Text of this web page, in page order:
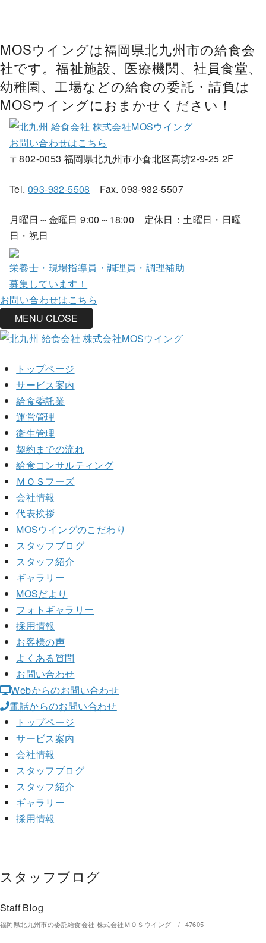
MOSウイングは福岡県北九州市の給食会
社です。福祉施設、医療機関、社員食堂、
幼稚園、工場などの給食の委託・請負は
MOSウイングにおまかせください！
お問い合わせはこちら
〒802-0053 福岡県北九州市小倉北区高坊2-9-25 2F
Tel. 093-932-5508 Fax. 093-932-5507
月曜日～金曜日 9:00～18:00 定休日：土曜日・日曜
日・祝日
栄養士・現場指導員・調理員・調理補助
募集しています！
お問い合わせはこちら
MENU CLOSE
トップページ
サービス案内
給食委託業
運営管理
衛生管理
契約までの流れ
給食コンサルティング
ＭＯＳフーズ
会社情報
代表挨拶
MOSウイングのこだわり
スタッフブログ
スタッフ紹介
ギャラリー
MOSだより
フォトギャラリー
採用情報
お客様の声
よくある質問
お問い合わせ
Webからのお問い合わせ
電話からのお問い合わせ
トップページ
サービス案内
会社情報
スタッフブログ
スタッフ紹介
ギャラリー
採用情報
スタッフブログ
Staff Blog
福岡県北九州市の委託給食会社 株式会社ＭＯＳウイング 47605